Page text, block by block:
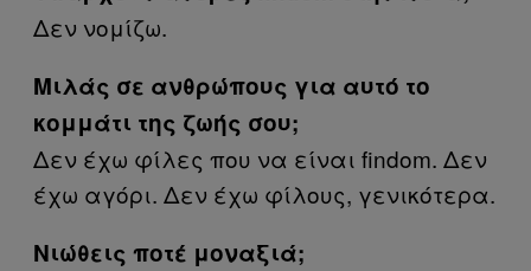
Δεν νομίζω.
Μιλάς σε ανθρώπους για αυτό το
κομμάτι της ζωής σου;
Δεν έχω φίλες που να είναι findom. Δεν
έχω αγόρι. Δεν έχω φίλους, γενικότερα.
Νιώθεις ποτέ μοναξιά;